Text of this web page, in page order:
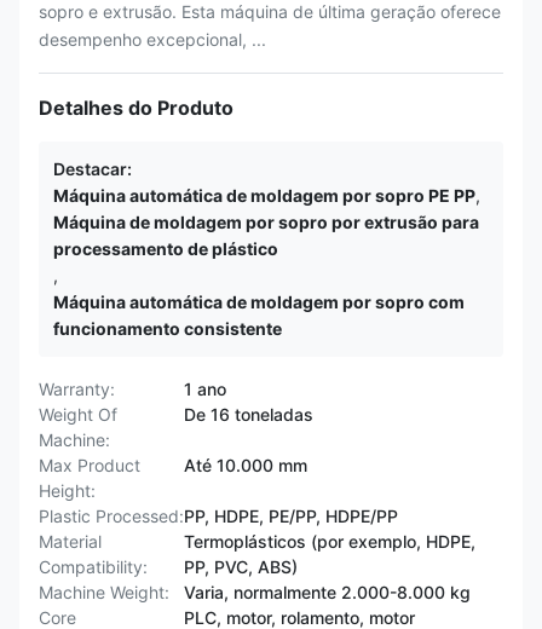
sopro e extrusão. Esta máquina de última geração oferece
desempenho excepcional, ...
Detalhes do Produto
Destacar:
Máquina automática de moldagem por sopro PE PP,
Máquina de moldagem por sopro por extrusão para
processamento de plástico
,
Máquina automática de moldagem por sopro com
funcionamento consistente
Warranty:
1 ano
Weight Of
Machine:
De 16 toneladas
Max Product
Height:
Até 10.000 mm
Plastic Processed:PP, HDPE, PE/PP, HDPE/PP
Material
Compatibility:
Termoplásticos (por exemplo, HDPE,
PP, PVC, ABS)
Machine Weight:
Varia, normalmente 2.000-8.000 kg
Core
PLC, motor, rolamento, motor